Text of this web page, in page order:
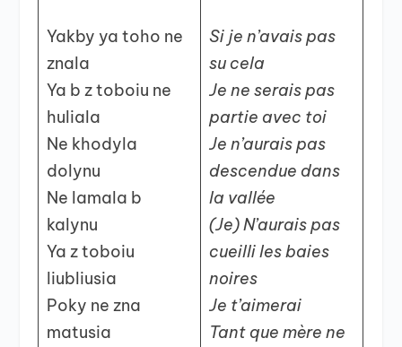
Yakby ya toho ne
znala
Ya b z toboiu ne
huliala
Ne khodyla
dolynu
Ne lamala b
kalynu
Ya z toboiu
liubliusia
Poky ne zna
matusia
Si je n’avais pas
su cela
Je ne serais pas
partie avec toi
Je n’aurais pas
descendue dans
la vallée
(Je) N’aurais pas
cueilli les baies
noires
Je t’aimerai
Tant que mère ne